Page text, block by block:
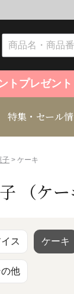
トプレゼン
米
菓子
琲/茶/ドリンク
能・文化
ァッション
ッズベビー
特集・セール
子 > ケーキ
（ケー
ス ケーキ
他